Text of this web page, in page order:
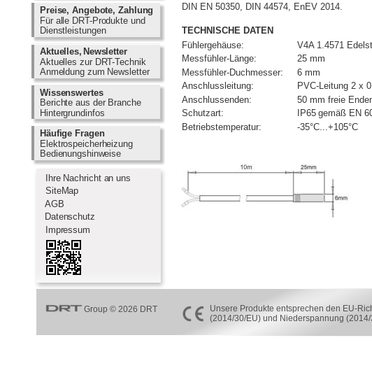
DIN EN 50350, DIN 44574, EnEV 2014.
TECHNISCHE DATEN
Fühlergehäuse:
V4A 1.4571
Messfühler-Länge:
25 mm
Messfühler-Duchmesser:
6 mm
Anschlussleitung:
PVC-Leitung 2 x
Anschlussenden:
50 mm freie
Schutzart:
IP65 gemäß EN
Betriebstemperatur:
-35°C...+105°C
Unsere Produkte entsprechen den EU-
(2014/30/EU) und Niederspannung (2014/
Preise, Angebote, Zahlung
Für alle DRT-Produkte und
Dienstleistungen
Aktuelles, Newsletter
Aktuelles zur DRT-Technik
Anmeldung zum Newsletter
Wissenswertes
Berichte aus der Branche
Hintergrundinfos
Häufige Fragen
Elektrospeicherheizung
Bedienungshinweise
  Ihre Nachricht an uns
  SiteMap
  AGB
Datenschutz
  Impressum
Group © 2026 DRT